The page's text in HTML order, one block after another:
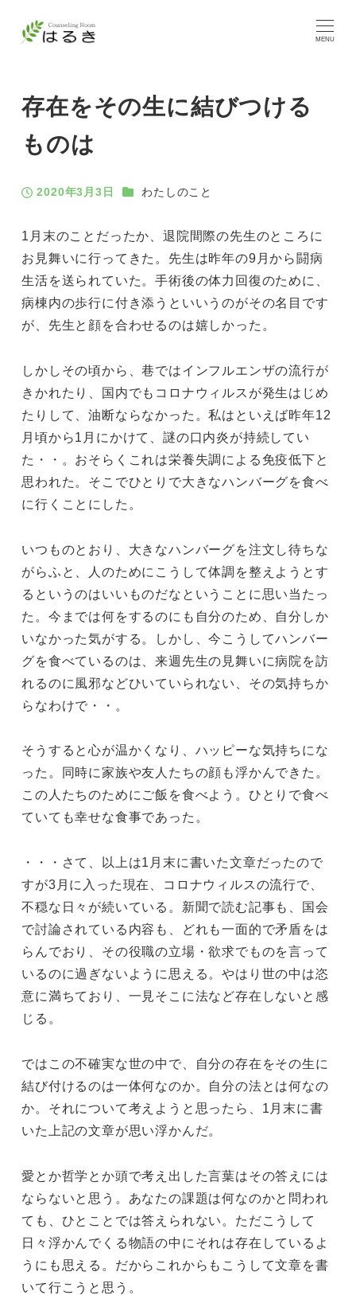
MENU
存在をその生に結びつける
ものは
投稿日
2020年3月3日 カテゴリー
わたしのこと
1月末のことだったか、退院間際の先生のところに
お見舞いに行ってきた。先生は昨年の9月から闘病
生活を送られていた。手術後の体力回復のために、
病棟内の歩行に付き添うといいうのがその名目です
が、先生と顔を合わせるのは嬉しかった。
しかしその頃から、巷ではインフルエンザの流行が
きかれたり、国内でもコロナウィルスが発生はじめ
たりして、油断ならなかった。私はといえば昨年12
月頃から1月にかけて、謎の口内炎が持続してい
た・・。おそらくこれは栄養失調による免疫低下と
思われた。そこでひとりで大きなハンバーグを食べ
に行くことにした。
いつものとおり、大きなハンバーグを注文し待ちな
がらふと、人のためにこうして体調を整えようとす
るというのはいいものだなということに思い当たっ
た。今までは何をするのにも自分のため、自分しか
いなかった気がする。しかし、今こうしてハンバー
グを食べているのは、来週先生の見舞いに病院を訪
れるのに風邪などひいていられない、その気持ちか
らなわけで・・。
そうすると心が温かくなり、ハッピーな気持ちにな
った。同時に家族や友人たちの顔も浮かんできた。
この人たちのためにご飯を食べよう。ひとりで食べ
ていても幸せな食事であった。
・・・さて、以上は1月末に書いた文章だったので
すが3月に入った現在、コロナウィルスの流行で、
不穏な日々が続いている。新聞で読む記事も、国会
で討論されている内容も、どれも一面的で矛盾をは
らんでおり、その役職の立場・欲求でものを言って
いるのに過ぎないように思える。やはり世の中は恣
意に満ちており、一見そこに法など存在しないと感
じる。
ではこの不確実な世の中で、自分の存在をその生に
結び付けるのは一体何なのか。自分の法とは何なの
か。それについて考えようと思ったら、1月末に書
いた上記の文章が思い浮かんだ。
愛とか哲学とか頭で考え出した言葉はその答えには
ならないと思う。あなたの課題は何なのかと問われ
ても、ひとことでは答えられない。ただこうして
日々浮かんでくる物語の中にそれは存在しているよ
うにも思える。だからこれからもこうして文章を書
いて行こうと思う。